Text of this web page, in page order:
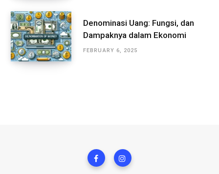
Denominasi Uang: Fungsi, dan
Dampaknya dalam Ekonomi
FEBRUARY 6, 2025